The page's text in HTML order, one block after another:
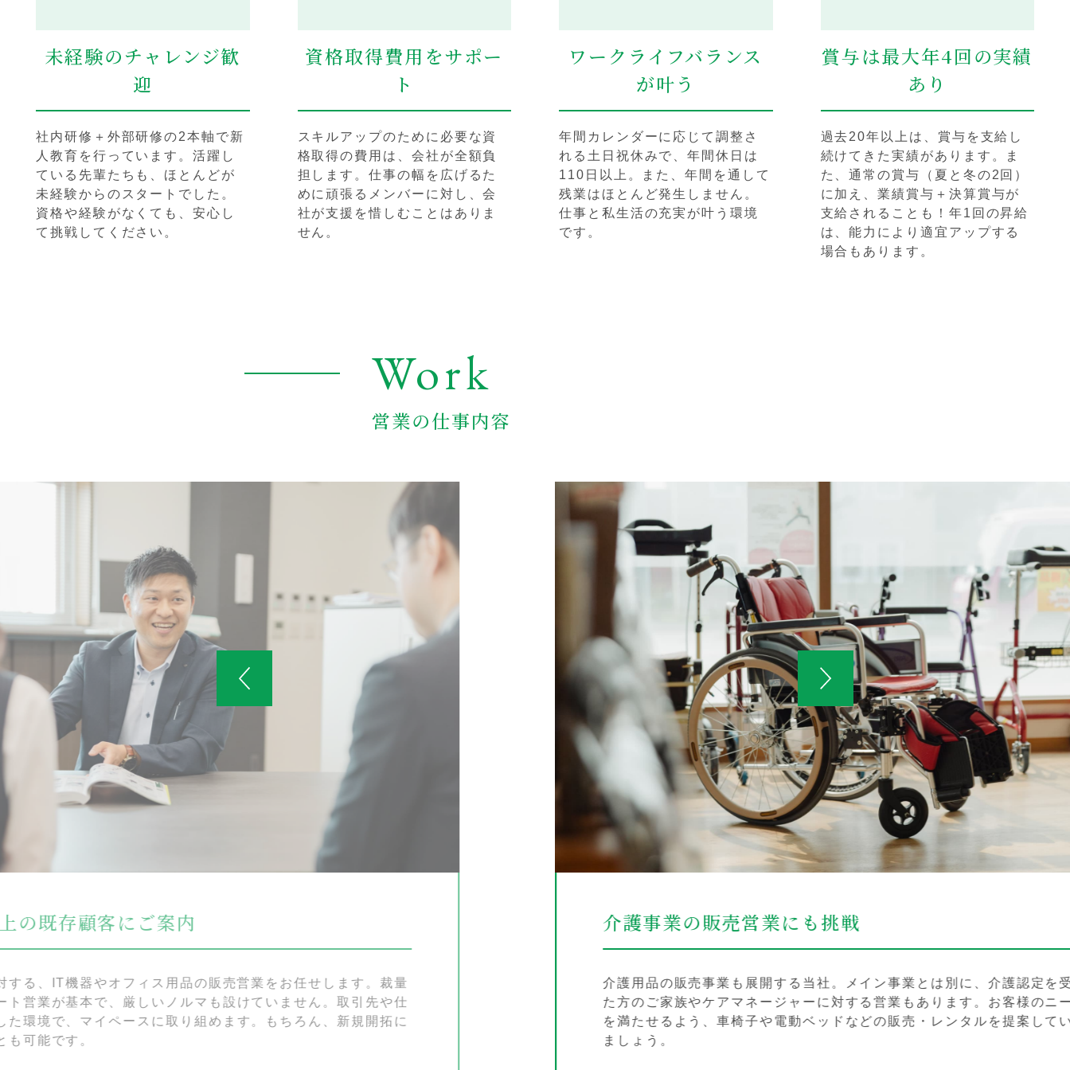
未経験のチャレンジ歓
迎
社内研修＋外部研修の2本軸で新
人教育を行っています。活躍し
ている先輩たちも、ほとんどが
未経験からのスタートでした。
資格や経験がなくても、安心し
て挑戦してください。
資格取得費用をサポー
ト
スキルアップのために必要な資
格取得の費用は、会社が全額負
担します。仕事の幅を広げるた
めに頑張るメンバーに対し、会
社が支援を惜しむことはありま
せん。
ワークライフバランス
が叶う
年間カレンダーに応じて調整さ
れる土日祝休みで、年間休日は
110日以上。また、年間を通して
残業はほとんど発生しません。
仕事と私生活の充実が叶う環境
です。
賞与は最大年4回の実績
あり
過去20年以上は、賞与を支給し
続けてきた実績があります。ま
た、通常の賞与（夏と冬の2回）
に加え、業績賞与＋決算賞与が
支給されることも！年1回の昇給
は、能力により適宜アップする
場合もあります。
Work
営業の仕事内容
します。裁量
。取引先や仕
、新規開拓に
介護用品の販売事業も展開する当社。メイン事業とは別に、介護認定を受け
た方のご家族やケアマネージャーに対する営業もあります。お客様のニーズ
を満たせるよう、車椅子や電動ベッドなどの販売・レンタルを提案していき
会社を一つに
す。社員全員
に同じ目線で